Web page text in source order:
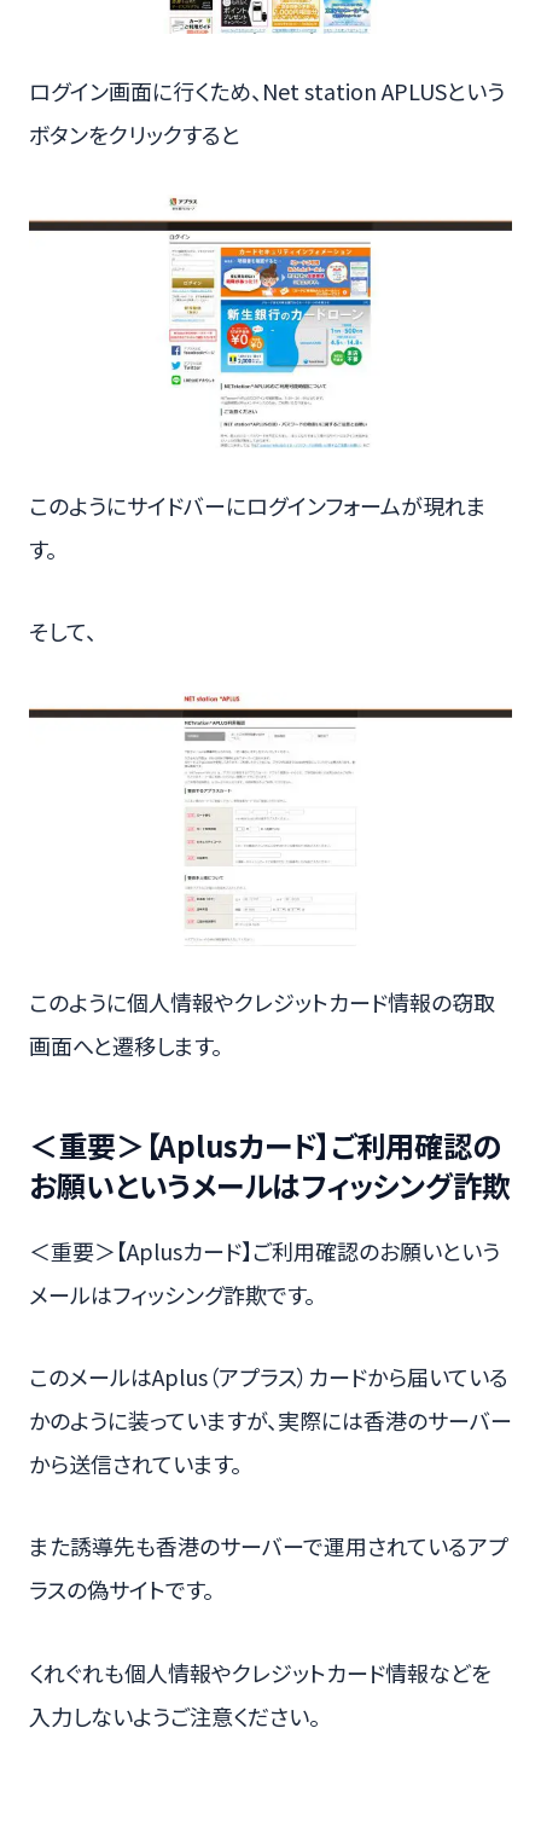
ログイン画面に行くため、Net station APLUSという
ボタンをクリックすると
このようにサイドバーにログインフォームが現れま
す。
そして、
このように個人情報やクレジットカード情報の窃取
画面へと遷移します。
＜重要＞【Aplusカード】ご利⽤確認の
お願いというメールはフィッシング詐欺
＜重要＞【Aplusカード】ご利⽤確認のお願いという
メールはフィッシング詐欺です。
このメールはAplus（アプラス）カードから届いている
かのように装っていますが、実際には香港のサーバー
から送信されています。
また誘導先も香港のサーバーで運用されているアプ
ラスの偽サイトです。
くれぐれも個人情報やクレジットカード情報などを
入力しないようご注意ください。